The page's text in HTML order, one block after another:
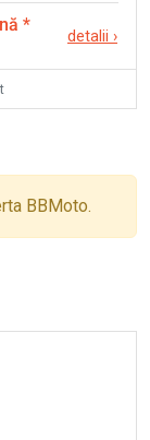
*
detalii ›
BBMoto.